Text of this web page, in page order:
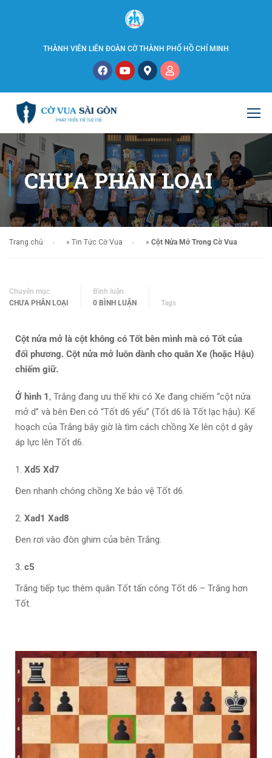
THÀNH VIÊN LIÊN ĐOÀN CỜ THÀNH PHỐ HỒ CHÍ MINH
CHƯA PHÂN LOẠI
Trang chủ » Tin Tức Cờ Vua » Cột Nửa Mở Trong Cờ Vua
Chuyên mục
CHƯA PHÂN LOẠI
Bình luận
0 BÌNH LUẬN
Tags
Cột nửa mở là cột không có Tốt bên mình mà có Tốt của
đối phương. Cột nửa mở luôn dành cho quân Xe (hoặc Hậu)
chiếm giữ.
Ở hình 1, Trắng đang ưu thế khi có Xe đang chiếm “cột nửa
mở d” và bên Đen có “Tốt d6 yếu” (Tốt d6 là Tốt lạc hậu). Kế
hoạch của Trắng bây giờ là tìm cách chồng Xe lên cột d gây
áp lực lên Tốt d6.
Xd5 Xd7
Đen nhanh chóng chồng Xe bảo vệ Tốt d6.
Xad1 Xad8
Đen rơi vào đòn ghim của bên Trắng.
c5
Trắng tiếp tục thêm quân Tốt tấn công Tốt d6 – Trắng hơn
Tốt.